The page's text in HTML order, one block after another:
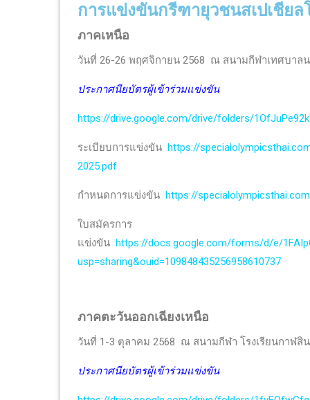
การแข่งขันกรีฑายุวชนสเปเชีย
ภาคเหนือ
วันที่ 26-26 พฤศจิกายน 2568 ณ สนามกีฬาเทศบาลน
ประกาศนียบัตรผู้เข้าร่วมแข่งขัน
https://drive.google.com/drive/folders/
ระเบียบการแข่งขัน https://
2025.pdf
กำหนดการแข่งขัน https://
ใบสมัครการ
แข่งขัน https://docs.google.com/forms/d/e/
usp=sharing&ouid=109848435256958610737
ภาคตะวันออกเฉียงเหนือ
วันที่ 1-3 ตุลาคม 2568 ณ สนามกีฬา โรงเรียนกาฬ
ประกาศนียบัตรผู้เข้าร่วมแข่งขัน